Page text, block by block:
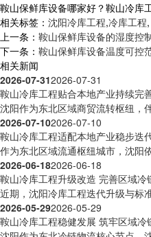
鞍山保鲜库设备哪家好？鞍山冷库
相关标签： 沈阳冷库工程,冷库工程,
上一条： 鞍山保鲜库设备的湿度控
下一条： 鞍山保鲜库设备温度可控
相关新闻
2026-07-312026-07-31
鞍山冷库工程贴合本地产业持续完
沈阳作为东北区域商贸流转枢纽，
2026-07-102026-07-10
鞍山冷库工程适配本地产业稳步迭
作为东北区域流通枢纽城市，沈阳
2026-06-182026-06-18
鞍山冷库工程升级改造 完善区域冷
近期，沈阳冷库工程迭代升级与标
2026-05-292026-05-29
鞍山冷库工程稳健发展 筑牢区域冷